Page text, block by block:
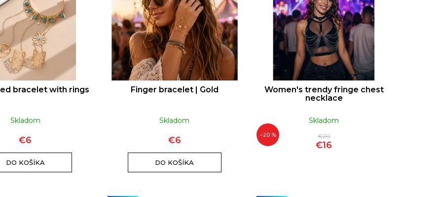
bracelet with rings
Skladom
€6
DO KOŠÍKA
Finger bracelet | Gold
Skladom
€6
DO KOŠÍKA
–20 %
Women's trendy fringe chest
necklace
Skladom
€20
€16